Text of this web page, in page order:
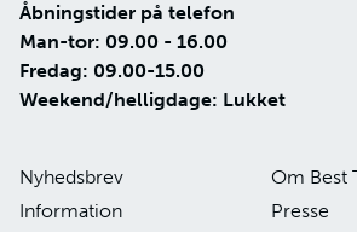
Åbningstider på telefon
Man-tor: 09.00 - 16.00
Fredag: 09.00-15.00
Weekend/helligdage: Lukket
Nyhedsbrev
Om Best
Information
Presse